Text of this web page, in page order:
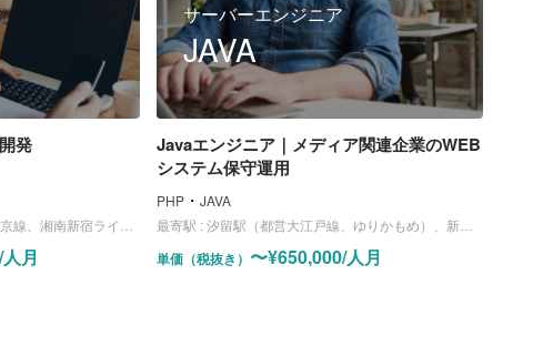
発
、中央線）、都庁前駅（大江戸線）
月
サーバーエンジニア
JAVA
Javaエンジニア｜メディア関連企業のWEB
システム保守運用
PHP ・ JAVA
最寄駅 :汐留駅（都営大江戸線、ゆりかもめ）、新橋駅（JR山手線、東海道線、京浜東北線、横須賀線）
単価（税抜き） 〜¥650,000/人月